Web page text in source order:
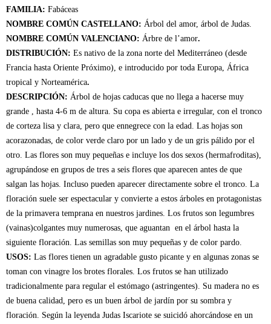
FAMILIA: Fabáceas
NOMBRE COMÚN CASTELLANO: Árbol del amor, árbol de Judas.
NOMBRE COMÚN VALENCIANO: Árbre de l’amor.
DISTRIBUCIÓN: Es nativo de la zona norte del Mediterráneo (desde
Francia hasta Oriente Próximo), e introducido por toda Europa, África
tropical y Norteamérica.
DESCRIPCIÓN: Árbol de hojas caducas que no llega a hacerse muy
grande , hasta 4-6 m de altura. Su copa es abierta e irregular, con el tronco
de corteza lisa y clara, pero que ennegrece con la edad. Las hojas son
acorazonadas, de color verde claro por un lado y de un gris pálido por el
otro. Las flores son muy pequeñas e incluye los dos sexos (hermafroditas),
agrupándose en grupos de tres a seis flores que aparecen antes de que
salgan las hojas. Incluso pueden aparecer directamente sobre el tronco. La
floración suele ser espectacular y convierte a estos árboles en protagonistas
de la primavera temprana en nuestros jardines. Los frutos son legumbres
(vainas)colgantes muy numerosas, que aguantan en el árbol hasta la
siguiente floración. Las semillas son muy pequeñas y de color pardo.
USOS: Las flores tienen un agradable gusto picante y en algunas zonas se
toman con vinagre los brotes florales. Los frutos se han utilizado
tradicionalmente para regular el estómago (astringentes). Su madera no es
de buena calidad, pero es un buen árbol de jardín por su sombra y
floración. Según la leyenda Judas Iscariote se suicidó ahorcándose en un